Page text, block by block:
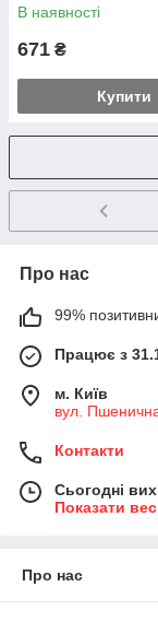
В наявності
671 ₴
Купити
Про нас
99%
Працює з
м. Київ
вул.
Контакти
Сьогодні
Показати
Про нас